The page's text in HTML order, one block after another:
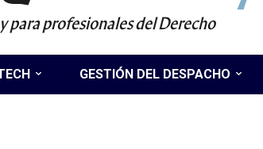
para profesionales del Derecho
GESTIÓN DEL DESPACHO